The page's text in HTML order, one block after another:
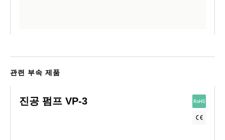
관련 부속 제품
진공 펌프 VP-3